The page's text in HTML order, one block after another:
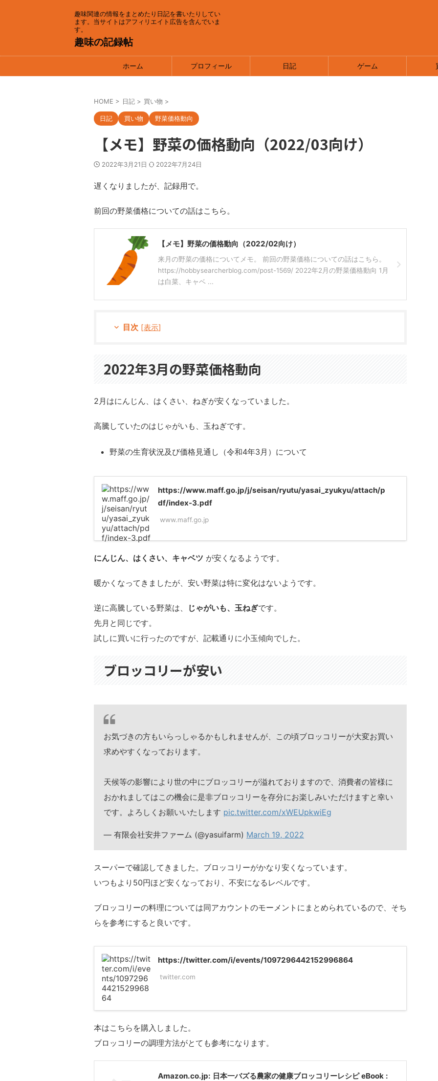
趣味関連の情報をまとめたり日記を書いたりしてい
ます。当サイトはアフィリエイト広告を含んでいま
す。
趣味の記録帖
ホーム プロフィール 日記 ゲーム
HOME > 日記 > 買い物 >
日記 買い物 野菜価格動向
【メモ】野菜の価格動向（2022/03向け）
2022年3月21日 2022年7月24日
遅くなりましたが、記録用で。
前回の野菜価格についての話はこちら。
【メモ】野菜の価格動向（2022/02向け）
来月の野菜の価格についてメモ。 前回の野菜価格についての話はこちら。
https://hobbysearcherblog.com/post-1569/ 2022年2月の野菜価格動向 1月
は白菜、キャベ ...
目次 [表示]
2022年3月の野菜価格動向
2月はにんじん、はくさい、ねぎが安くなっていました。
高騰していたのはじゃがいも、玉ねぎです。
野菜の生育状況及び価格見通し（令和4年3月）について
https://www.maff.go.jp/j/seisan/ryutu/yasai_zyukyu/attach/p
df/index-3.pdf
www.maff.go.jp
にんじん、はくさい、キャベツ が安くなるようです。
暖かくなってきましたが、安い野菜は特に変化はないようです。
逆に高騰している野菜は、 じゃがいも、玉ねぎです。
先月と同じです。
試しに買いに行ったのですが、記載通りに小玉傾向でした。
ブロッコリーが安い
お気づきの方もいらっしゃるかもしれませんが、この頃ブロッコリーが大変お買い
求めやすくなっております。
天候等の影響により世の中にブロッコリーが溢れておりますので、消費者の皆様に
おかれましてはこの機会に是非ブロッコリーを存分にお楽しみいただけますと幸い
です。よろしくお願いいたします pic.twitter.com/xWEUpkwiEg
— 有限会社安井ファーム (@yasuifarm) March 19, 2022
スーパーで確認してきました。ブロッコリーがかなり安くなっています。
いつもより50円ほど安くなっており、不安になるレベルです。
ブロッコリーの料理については同アカウントのモーメントにまとめられているので、そち
らを参考にすると良いです。
https://twitter.com/i/events/1097296442152996864
twitter.com
本はこちらを購入しました。
ブロッコリーの調理方法がとても参考になります。
Amazon.co.jp: 日本一バズる農家の健康ブロッコリーレシピ eBook :